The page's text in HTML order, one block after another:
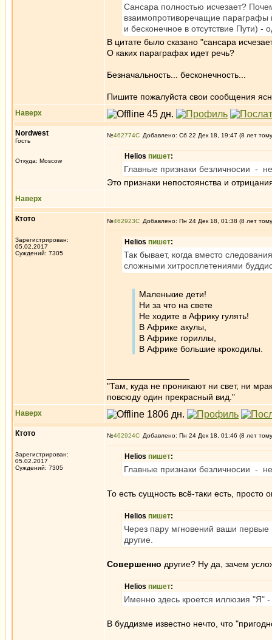
Сансара полностью исчезает?
взаимопротиворечащие параграфы
и бесконечное в отсутствие Пути) -
В цитате было сказано "сансара
О каких параграфах идет речь?
Безначальность... бесконечность...
Пишите пожалуйста свои сообщения
Наверх
Nordwest
Гость
Откуда: Moscow
№462774 Добавлено: Сб 22 Дек 18, 19:47 (8 лет
Helios пишет:
Главные признаки безличносии -
Это признаки непостоянства и
Наверх
Ктото
Зарегистрирован:
05.02.2017
Суждений: 7305
№462923 Добавлено: Пн 24 Дек 18, 01:38 (8 лет
Helios пишет:
Так бывает, когда вместо
сложными хитросплетениями
Маленькие дети!
Ни за что на свете
Не ходите в Африку гулять!
В Африке акулы,
В Африке гориллы,
В Африке большие крокодилы.
"Там, куда не проникают ни свет, ни
повсюду один прекрасный вид."
Наверх
Ктото
Зарегистрирован:
05.02.2017
Суждений: 7305
№462924 Добавлено: Пн 24 Дек 18, 01:46 (8 лет
Helios пишет:
Главные признаки безличносии -
То есть сущность всё-таки есть, просто
Helios пишет:
Через пару мгновений ваши первые
другие.
Совершенно другие? Ну да, зачем
Helios пишет:
Именно здесь кроется иллюзия "Я"
В буддизме известно нечто, что